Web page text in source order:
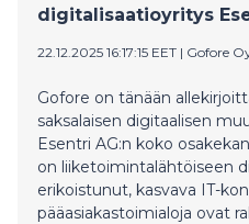
digitalisaatioyritys
22.12.2025 16:17:15 EET | Gofore
Gofore on tänään
saksalaisen digitaalisen
Esentri AG:n koko
on liiketoimintalähtöiseen
erikoistunut, kasvava IT-
pääasiakastoimialoja ovat